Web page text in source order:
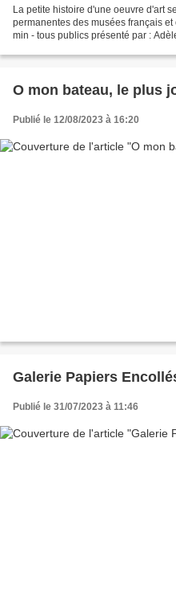
La petite histoire d'une oeuvre d'art
permanentes des musées français
min - tous publics présenté par :
O mon bateau, le plus
Publié le 12/08/2023 à 16:20
Galerie Papiers
Publié le 31/07/2023 à 11:46